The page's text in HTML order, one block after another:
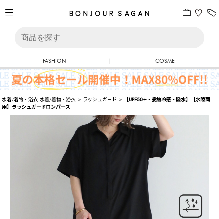
FASHION | COSME
水着/着物・浴衣 水着/着物・浴衣 > ラッシュガード >
【UPF50+・接触冷感・撥水】【水陸両
用】ラッシュガードロンパース